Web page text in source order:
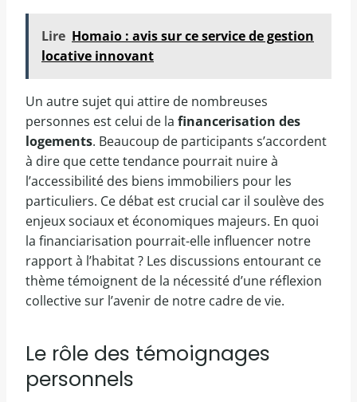
Lire Homaio : avis sur ce service de gestion
locative innovant
Un autre sujet qui attire de nombreuses
personnes est celui de la financerisation des
logements. Beaucoup de participants s’accordent
à dire que cette tendance pourrait nuire à
l’accessibilité des biens immobiliers pour les
particuliers. Ce débat est crucial car il soulève des
enjeux sociaux et économiques majeurs. En quoi
la financiarisation pourrait-elle influencer notre
rapport à l’habitat ? Les discussions entourant ce
thème témoignent de la nécessité d’une réflexion
collective sur l’avenir de notre cadre de vie.
Le rôle des témoignages
personnels